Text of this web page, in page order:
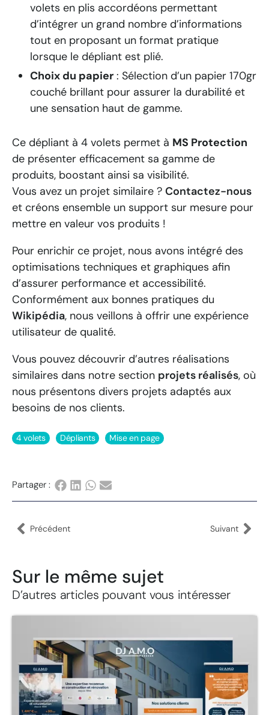
volets en plis accordéons permettant
d’intégrer un grand nombre d’informations
tout en proposant un format pratique
lorsque le dépliant est plié.
Choix du papier : Sélection d’un papier 170gr
couché brillant pour assurer la durabilité et
une sensation haut de gamme.
Ce dépliant à 4 volets permet à MS Protection
de présenter efficacement sa gamme de
produits, boostant ainsi sa visibilité.
Vous avez un projet similaire ? Contactez-nous
et créons ensemble un support sur mesure pour
mettre en valeur vos produits !​
Pour enrichir ce projet, nous avons intégré des
optimisations techniques et graphiques afin
d’assurer performance et accessibilité.
Conformément aux bonnes pratiques du
Wikipédia, nous veillons à offrir une expérience
utilisateur de qualité.
Vous pouvez découvrir d’autres réalisations
similaires dans notre section projets réalisés, où
nous présentons divers projets adaptés aux
besoins de nos clients.
4 volets Dépliants Mise en page
Partager :
Précédent Suivant
Sur le même sujet
D’autres articles pouvant vous intéresser